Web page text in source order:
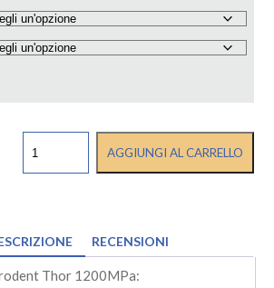
AGGIUNGI AL CARRELLO
RECENSIONI
Thor 1200MPa: